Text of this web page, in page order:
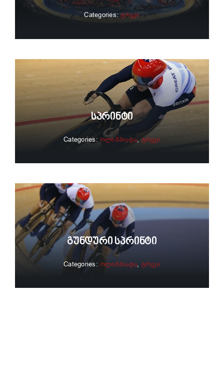
Categories:ტრეკი
Სპრინტი
Categories:ოლიმპიადა ,ტრეკი
Გუნდური Სპრინტი
Categories:ოლიმპიადა ტრეკი